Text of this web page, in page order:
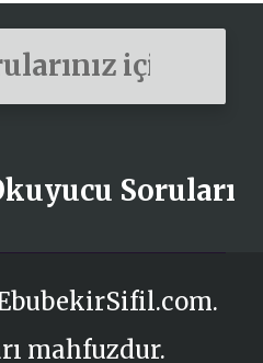
Soruları
mahfuzdur.